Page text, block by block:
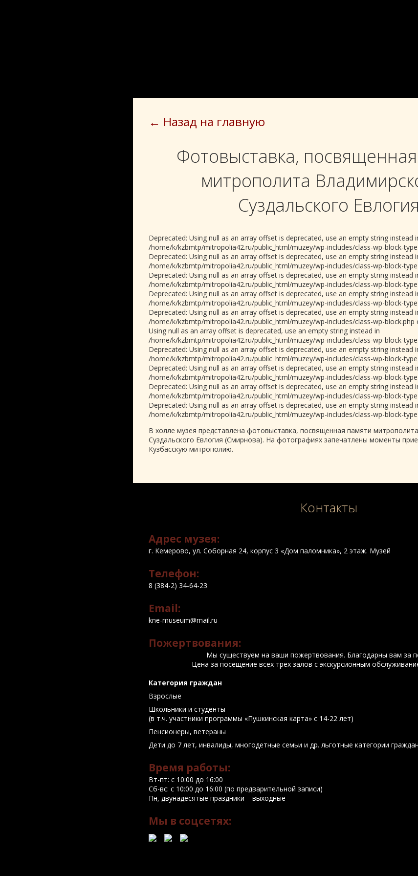
← Назад на главную
Фотовыставка,
митрополита
Суздальского Евлогия
Deprecated: Using null as an array offset is deprecated, use an empty string instead
/home/k/kzbmtp/mitropolia42.ru/public_html/muzey/wp-includes/class-wp-block-
Deprecated: Using null as an array offset is deprecated, use an empty string instead
/home/k/kzbmtp/mitropolia42.ru/public_html/muzey/wp-includes/class-wp-block-
Deprecated: Using null as an array offset is deprecated, use an empty string instead
/home/k/kzbmtp/mitropolia42.ru/public_html/muzey/wp-includes/class-wp-block-
Deprecated: Using null as an array offset is deprecated, use an empty string instead
/home/k/kzbmtp/mitropolia42.ru/public_html/muzey/wp-includes/class-wp-block-
Deprecated: Using null as an array offset is deprecated, use an empty string instead
/home/k/kzbmtp/mitropolia42.ru/public_html/muzey/wp-includes/class-wp-block.php
Using null as an array offset is deprecated, use an empty string instead in
/home/k/kzbmtp/mitropolia42.ru/public_html/muzey/wp-includes/class-wp-block-
Deprecated: Using null as an array offset is deprecated, use an empty string instead
/home/k/kzbmtp/mitropolia42.ru/public_html/muzey/wp-includes/class-wp-block-
Deprecated: Using null as an array offset is deprecated, use an empty string instead
/home/k/kzbmtp/mitropolia42.ru/public_html/muzey/wp-includes/class-wp-block-
Deprecated: Using null as an array offset is deprecated, use an empty string instead
/home/k/kzbmtp/mitropolia42.ru/public_html/muzey/wp-includes/class-wp-block-
Deprecated: Using null as an array offset is deprecated, use an empty string instead
/home/k/kzbmtp/mitropolia42.ru/public_html/muzey/wp-includes/class-wp-block-
В холле музея представлена фотовыставка, посвященная памяти
Суздальского Евлогия (Смирнова). На фотографиях запечатлены моменты
Кузбасскую митрополию.
Контакты
Адрес музея:
г. Кемерово, ул. Соборная 24, корпус 3 «Дом паломника», 2 этаж. Музей
Телефон:
8 (384-2) 34-64-23
Email:
kne-museum@mail.ru
Пожертвования:
Мы существуем на ваши пожертвования. Благодарны вам за
Цена за посещение всех трех залов с экскурсионным
Категория граждан
Взрослые
Школьники и студенты
(в т.ч. участники программы «Пушкинская карта» с 14-22 лет)
Пенсионеры, ветераны
Дети до 7 лет, инвалиды, многодетные семьи и др. льготные категории граждан
Время работы:
Вт-пт: с 10:00 до 16:00
Сб-вс: с 10:00 до 16:00 (по предварительной записи)
Пн, двунадесятые праздники – выходные
Мы в соцсетях: